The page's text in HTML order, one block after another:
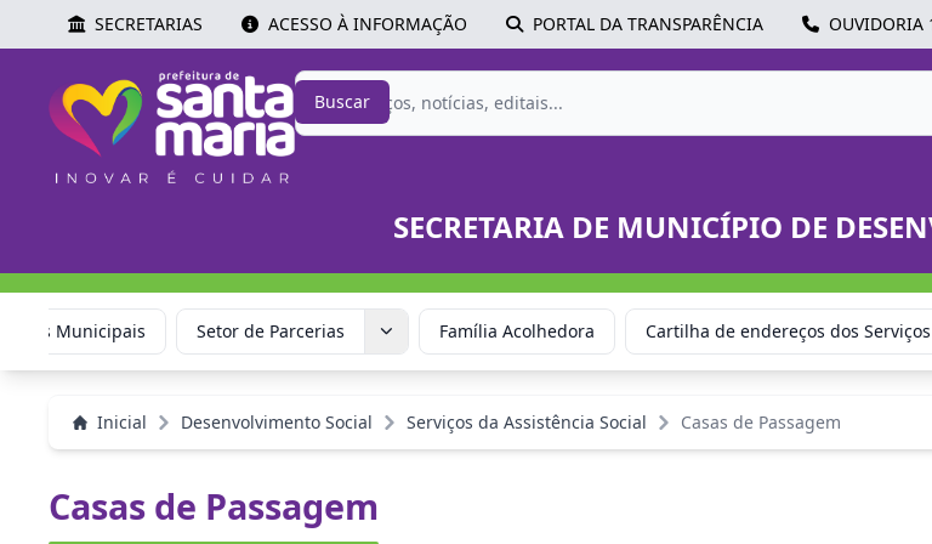
SECRETARIAS ACESSO À INFORMAÇÃO PORTAL DA TRANSPARÊNCIA OUVIDORIA
Buscar
SECRETARIA DE MUNICÍPIO DE
Municipais Setor de Parcerias Família Acolhedora Cartilha de endereços dos Serviços
Inicial Desenvolvimento Social Serviços da Assistência Social Casas de Passagem
Casas de Passagem